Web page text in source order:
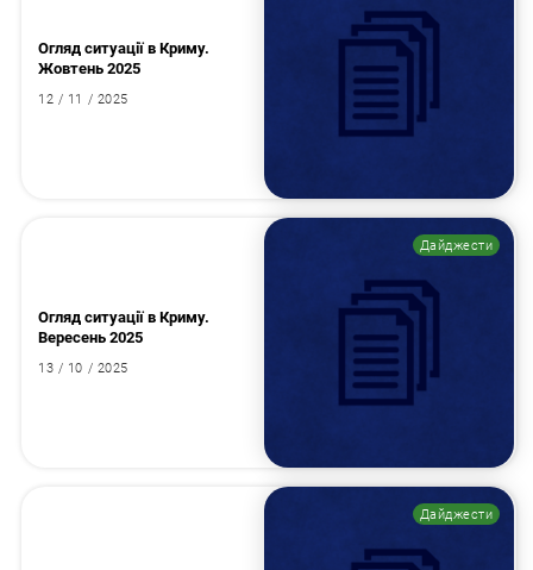
Огляд ситуації в Криму.
Жовтень 2025
12 / 11 / 2025
Дайджести
Огляд ситуації в Криму.
Вересень 2025
13 / 10 / 2025
Дайджести